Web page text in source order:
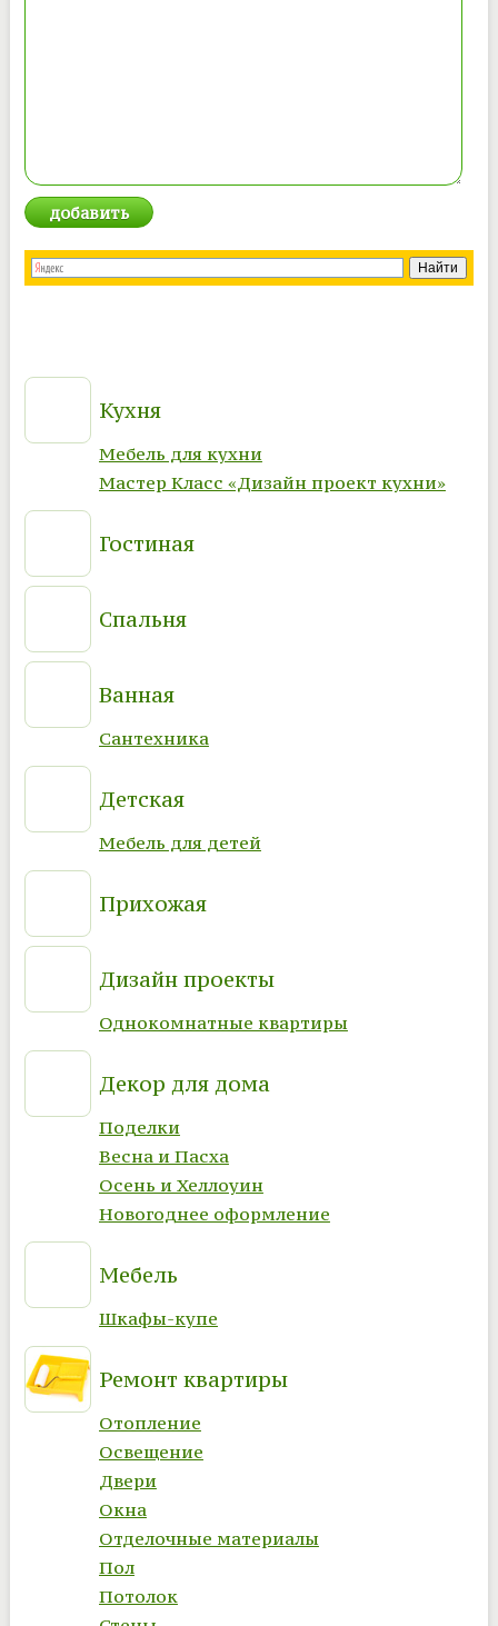
Кухня
Мебель для кухни
Мастер Класс «Дизайн проект кухни»
Гостиная
Спальня
Ванная
Сантехника
Детская
Мебель для детей
Прихожая
Дизайн проекты
Однокомнатные квартиры
Декор для дома
Поделки
Весна и Пасха
Осень и Хеллоуин
Новогоднее оформление
Мебель
Шкафы-купе
Ремонт квартиры
Отопление
Освещение
Двери
Окна
Отделочные материалы
Пол
Потолок